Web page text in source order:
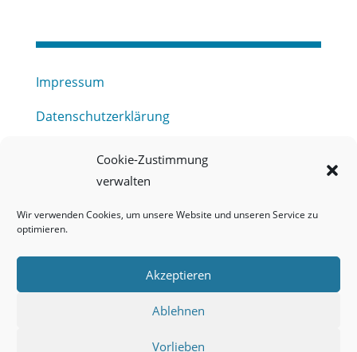
Cookie-Zustimmung
verwalten
Wir verwenden Cookies, um unsere Website und unseren Service zu
optimieren.
Akzeptieren
Ablehnen
Vorlieben
Impressum
Datenschutzerklärung
Haftungsausschluss
Barrierefreiheitserklärung
Meldestelle (HinSchG) des Erftverbandes
Onlineportal Grundwassernutzung